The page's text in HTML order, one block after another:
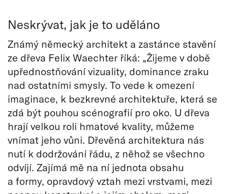
Neskrývat, jak je to uděláno
Známý německý architekt a zastánce stavění
ze dřeva Felix Waechter říká: „Žijeme v době
upřednostňování vizuality, dominance zraku
nad ostatními smysly. To vede k omezení
imaginace, k bezkrevné architektuře, která se
zdá být pouhou scénografií pro oko. U dřeva
hrají velkou roli hmatové kvality, můžeme
vnímat jeho vůni. Dřevěná architektura nás
nutí k dodržování řádu, z něhož se všechno
odvíjí. Zajímá mě na ní jednota obsahu
a formy, opravdový vztah mezi vrstvami, mezi